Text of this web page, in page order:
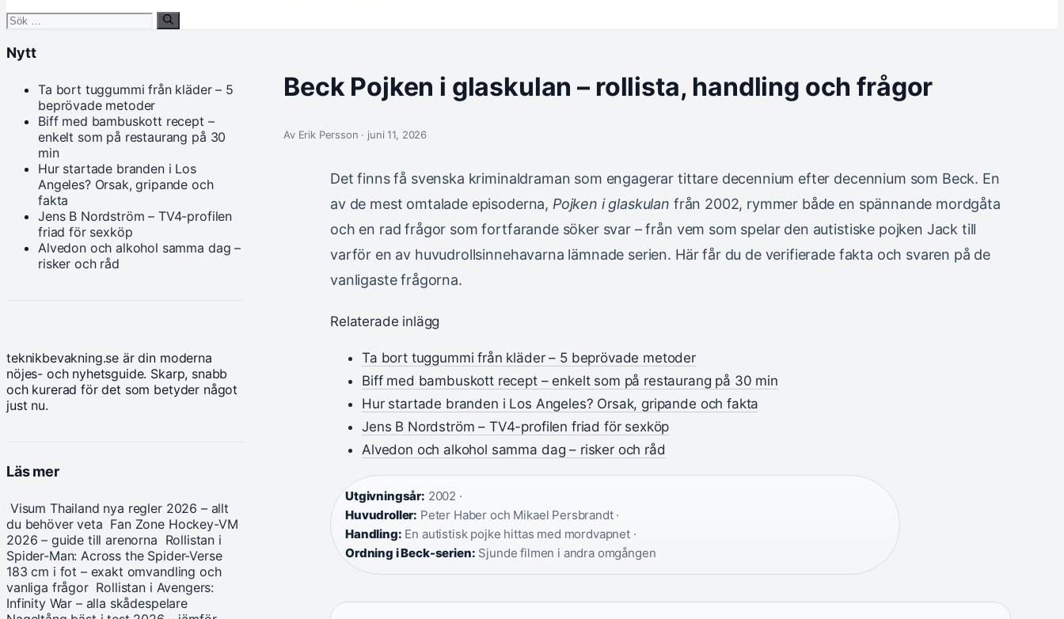
Sök
Beck Pojken i glaskulan – rollista, handling och frågor
Av Erik Persson · juni 11, 2026
Det finns få svenska kriminaldraman som engagerar tittare decennium efter decennium som Beck. En
av de mest omtalade episoderna, Pojken i glaskulan från 2002, rymmer både en spännande mordgåta
och en rad frågor som fortfarande söker svar – från vem som spelar den autistiske pojken Jack till
varför en av huvudrollsinnehavarna lämnade serien. Här får du de verifierade fakta och svaren på de
vanligaste frågorna.
Relaterade inlägg
Ta bort tuggummi från kläder – 5 beprövade metoder
Biff med bambuskott recept – enkelt som på restaurang på 30 min
Hur startade branden i Los Angeles? Orsak, gripande och fakta
Jens B Nordström – TV4-profilen friad för sexköp
Alvedon och alkohol samma dag – risker och råd
Utgivningsår: 2002 ·
Huvudroller: Peter Haber och Mikael Persbrandt ·
Handling: En autistisk pojke hittas med mordvapnet ·
Ordning i Beck-serien: Sjunde filmen i andra omgången
Nytt
Ta bort tuggummi från kläder – 5
beprövade metoder
Biff med bambuskott recept –
enkelt som på restaurang på 30
min
Hur startade branden i Los
Angeles? Orsak, gripande och
fakta
Jens B Nordström – TV4-profilen
friad för sexköp
Alvedon och alkohol samma dag –
risker och råd
teknikbevakning.se är din moderna
nöjes- och nyhetsguide. Skarp, snabb
och kurerad för det som betyder något
just nu.
Läs mer
Visum Thailand nya regler 2026 – allt
du behöver veta Fan Zone Hockey-VM
2026 – guide till arenorna Rollistan i
Spider-Man: Across the Spider-Verse
183 cm i fot – exakt omvandling och
vanliga frågor Rollistan i Avengers:
Infinity War – alla skådespelare